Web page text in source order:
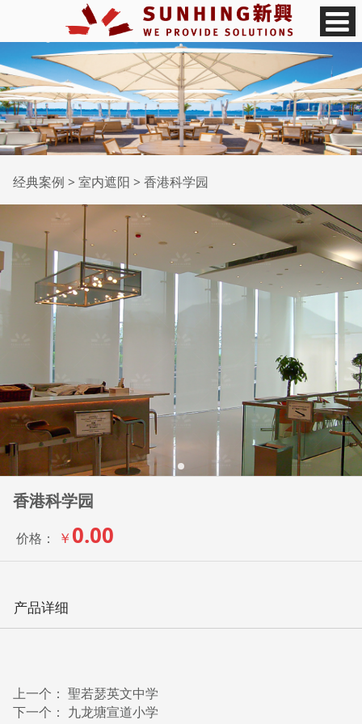
香港科学园
经典案例 > 室内遮阳 > 香港科学园
香港科学园
价格： ￥ 0.00
产品详细
上一个： 聖若瑟英文中学
下一个： 九龙塘宣道小学